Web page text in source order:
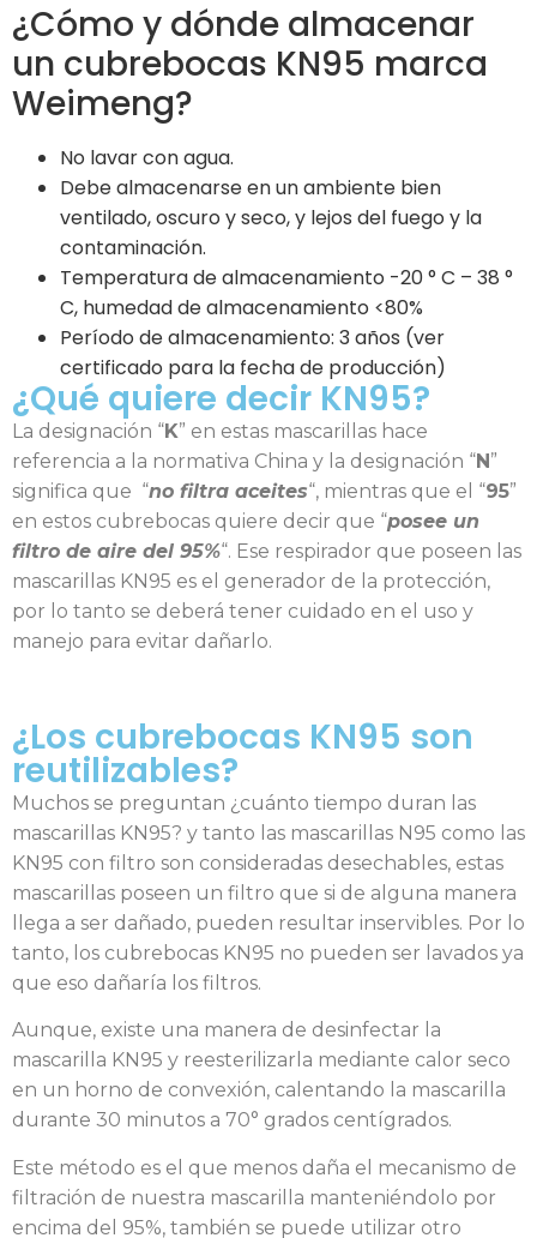
¿Cómo y dónde almacenar
un cubrebocas KN95 marca
Weimeng?
No lavar con agua.
Debe almacenarse en un ambiente bien
ventilado, oscuro y seco, y lejos del fuego y la
contaminación.
Temperatura de almacenamiento -20 ° C – 38 °
C, humedad de almacenamiento <80%
Período de almacenamiento: 3 años (ver
certificado para la fecha de producción)
¿Qué quiere decir KN95?
La designación “K” en estas mascarillas hace
referencia a la normativa China y la designación “N ”
significa que “no filtra aceites“, mientras que el “95”
en estos cubrebocas quiere decir que “posee un
filtro de aire del 95%“. Ese respirador que poseen las
mascarillas KN95 es el generador de la protección,
por lo tanto se deberá tener cuidado en el uso y
manejo para evitar dañarlo.
¿Los cubrebocas KN95 son
reutilizables?
Muchos se preguntan ¿cuánto tiempo duran las
mascarillas KN95? y tanto las mascarillas N95 como las
KN95 con filtro son consideradas desechables, estas
mascarillas poseen un filtro que si de alguna manera
llega a ser dañado, pueden resultar inservibles. Por lo
tanto, los cubrebocas KN95 no pueden ser lavados ya
que eso dañaría los filtros.
Aunque, existe una manera de desinfectar la
mascarilla KN95 y reesterilizarla mediante calor seco
en un horno de convexión, calentando la mascarilla
durante 30 minutos a 70° grados centígrados.
Este método es el que menos daña el mecanismo de
filtración de nuestra mascarilla manteniéndolo por
encima del 95%, también se puede utilizar otro